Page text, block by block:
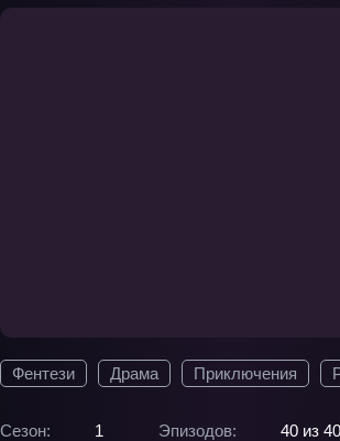
Фентези Драма Приключения
Сезон: 1 Эпизодов:
40 из 40